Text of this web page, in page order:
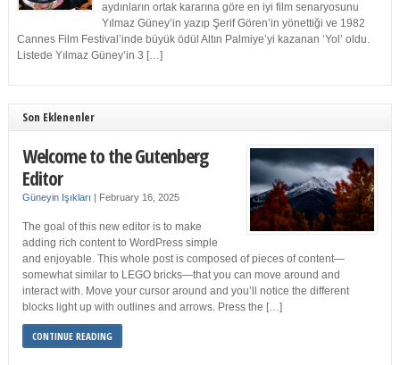
aydınların ortak kararına göre en iyi film senaryosunu
Yılmaz Güney’in yazıp Şerif Gören’in yönettiği ve 1982
Cannes Film Festival’inde büyük ödül Altın Palmiye’yi kazanan ‘Yol’ oldu.
Listede Yılmaz Güney’in 3 […]
Son Eklenenler
Welcome to the Gutenberg
Editor
Güneyin Işıkları | February 16, 2025
The goal of this new editor is to make
adding rich content to WordPress simple
and enjoyable. This whole post is composed of pieces of content—
somewhat similar to LEGO bricks—that you can move around and
interact with. Move your cursor around and you’ll notice the different
blocks light up with outlines and arrows. Press the […]
CONTINUE READING